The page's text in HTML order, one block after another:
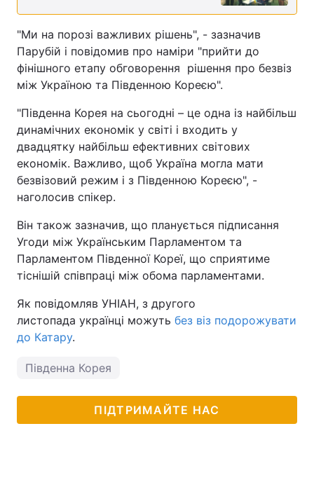
"Ми на порозі важливих рішень", - зазначив
Парубій і повідомив про наміри "прийти до
фінішного етапу обговорення рішення про безвіз
між Україною та Південною Кореєю".
"Південна Корея на сьогодні – це одна із найбільш
динамічних економік у світі і входить у
двадцятку найбільш ефективних світових
економік. Важливо, щоб Україна могла мати
безвізовий режим і з Південною Кореєю", -
наголосив спікер.
Він також зазначив, що планується підписання
Угоди між Українським Парламентом та
Парламентом Південної Кореї, що сприятиме
тіснішій співпраці між обома парламентами.
Як повідомляв УНІАН, з другого
листопада українці можуть без віз подорожувати
до Катару.
Південна Корея
ПІДТРИМАЙТЕ НАС